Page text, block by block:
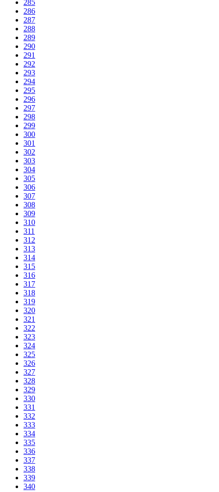
285
286
287
288
289
290
291
292
293
294
295
296
297
298
299
300
301
302
303
304
305
306
307
308
309
310
311
312
313
314
315
316
317
318
319
320
321
322
323
324
325
326
327
328
329
330
331
332
333
334
335
336
337
338
339
340